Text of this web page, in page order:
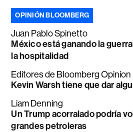
OPINIÓN BLOOMBERG
Juan Pablo Spinetto
México está ganando la
la hospitalidad
Editores de Bloomberg Opinion
Kevin Warsh tiene que dar
Liam Denning
Un Trump acorralado podría
grandes petroleras